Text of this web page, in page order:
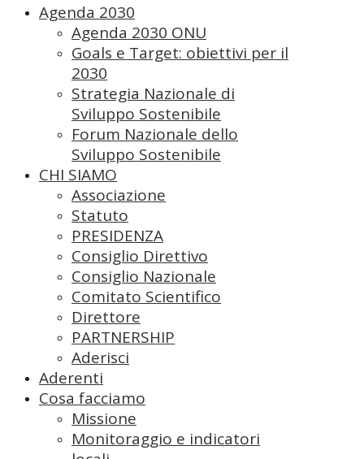
Agenda 2030
Agenda 2030 ONU
Goals e Target: obiettivi per il
2030
Strategia Nazionale di
Sviluppo Sostenibile
Forum Nazionale dello
Sviluppo Sostenibile
CHI SIAMO
Associazione
Statuto
PRESIDENZA
Consiglio Direttivo
Consiglio Nazionale
Comitato Scientifico
Direttore
PARTNERSHIP
Aderisci
Aderenti
Cosa facciamo
Missione
Monitoraggio e indicatori